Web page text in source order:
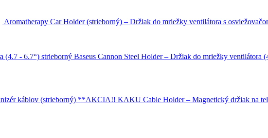
Aromatherapy Car Holder (strieborný) – Držiak do mriežky ventilátora s
Baseus Cannon Steel Holder – Držiak do mriežky ventilátora
KAKU Cable Holder – Magnetický držiak na